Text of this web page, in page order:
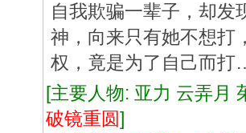
自我欺骗一辈子，却发
神，向来只有她不想打
权，竟是为了自己而
[主要人物: 亚力 云弄
破镜重圆]